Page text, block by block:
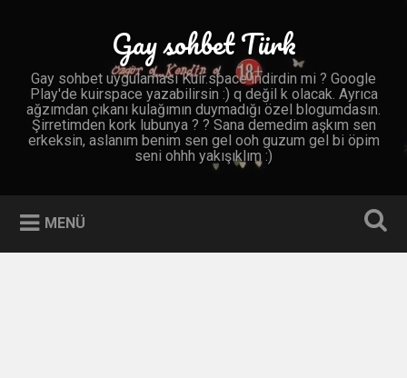
Gay sohbet Türk
Gay sohbet uygulaması Kuir.space indirdin mi ? Google
Play'de kuirspace yazabilirsin :) q değil k olacak. Ayrıca
ağzımdan çıkanı kulağımın duymadığı özel blogumdasın.
Şirretimden kork lubunya ? ? Sana demedim aşkım sen
erkeksin, aslanım benim sen gel ooh guzum gel bi öpim
seni ohhh yakışıklım :)
MENÜ